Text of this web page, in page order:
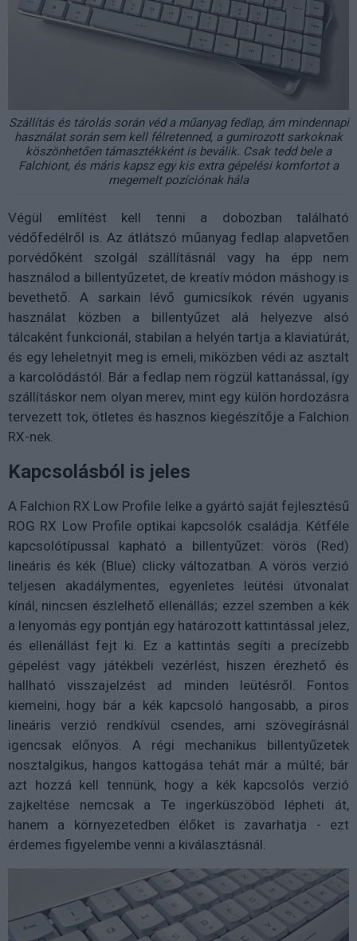
Szállítás és tárolás során véd a műanyag fedlap, ám mindennapi
használat során sem kell félretenned, a gumirozott sarkoknak
köszönhetően támasztékként is beválik. Csak tedd bele a
Falchiont, és máris kapsz egy kis extra gépelési komfortot a
megemelt pozíciónak hála
Végül említést kell tenni a dobozban található
védőfedélről is. Az átlátszó műanyag fedlap alapvetően
porvédőként szolgál szállításnál vagy ha épp nem
használod a billentyűzetet, de kreatív módon máshogy is
bevethető. A sarkain lévő gumicsíkok révén ugyanis
használat közben a billentyűzet alá helyezve alsó
tálcaként funkcionál, stabilan a helyén tartja a klaviatúrát,
és egy leheletnyit meg is emeli, miközben védi az asztalt
a karcolódástól. Bár a fedlap nem rögzül kattanással, így
szállításkor nem olyan merev, mint egy külön hordozásra
tervezett tok, ötletes és hasznos kiegészítője a Falchion
RX-nek.
Kapcsolásból is jeles
A Falchion RX Low Profile lelke a gyártó saját fejlesztésű
ROG RX Low Profile optikai kapcsolók családja. Kétféle
kapcsolótípussal kapható a billentyűzet: vörös (Red)
lineáris és kék (Blue) clicky változatban. A vörös verzió
teljesen akadálymentes, egyenletes leütési útvonalat
kínál, nincsen észlelhető ellenállás; ezzel szemben a kék
a lenyomás egy pontján egy határozott kattintással jelez,
és ellenállást fejt ki. Ez a kattintás segíti a precízebb
gépelést vagy játékbeli vezérlést, hiszen érezhető és
hallható visszajelzést ad minden leütésről. Fontos
kiemelni, hogy bár a kék kapcsoló hangosabb, a piros
lineáris verzió rendkívül csendes, ami szövegírásnál
igencsak előnyös. A régi mechanikus billentyűzetek
nosztalgikus, hangos kattogása tehát már a múlté; bár
azt hozzá kell tennünk, hogy a kék kapcsolós verzió
zajkeltése nemcsak a Te ingerküszöböd lépheti át,
hanem a környezetedben élőket is zavarhatja - ezt
érdemes figyelembe venni a kiválasztásnál.